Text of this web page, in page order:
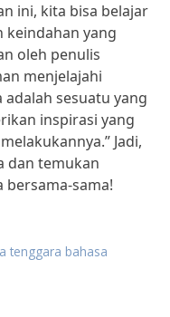
ini, kita bisa belajar
keindahan yang
oleh penulis
menjelajahi
adalah sesuatu yang
inspirasi yang
Jadi,
dan temukan
bersama-sama!
tenggara bahasa